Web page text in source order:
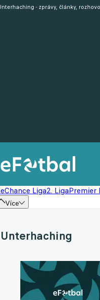
Chance Liga2. LigaPremier
Více
- zprávy, články,
Unterhaching